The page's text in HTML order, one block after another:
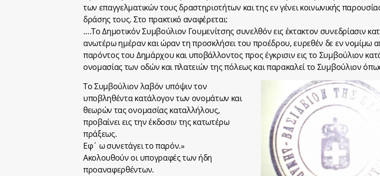
των επαγγελματικών τους δραστηριοτήτων και της εν γένει κοινωνικής
δράσης τους. Στο πρακτικό αναφέρεται:
….Το Δημοτικόν Συμβούλιον Γουμενίτσης συνελθόν εις έκτακτον συνεδρίασιν
ανωτέρω ημέραν και ώραν τη προσκλήσει του προέδρου, ευρεθέν δε εν νομίμω
παρόντος του Δημάρχου και υποβάλλοντος προς έγκρισιν εις το Συμβούλιον
ονομασίας των οδών και πλατειών της πόλεως και παρακαλεί το Συμβούλιον
Το Συμβούλιον λαβόν υπόψιν τον
υποβληθέντα κατάλογον των ονομάτων και
θεωρών τας ονομασίας καταλλήλους,
προβαίνει εις την έκδοσιν της κατωτέρω
πράξεως.
Εφ΄ ω συνετάγει το παρόν.»
Ακολουθούν οι υπογραφές των ήδη
προαναφερθέντων.